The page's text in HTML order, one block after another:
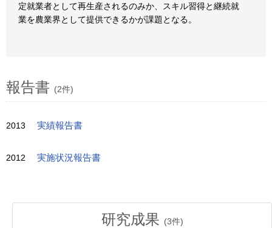
定就業者として再生産されるのみか、スキル習得と継続就
業を農業界として提供できるかが課題となる。
報告書 (2件)
2013 実績報告書
2012 実施状況報告書
研究成果 (3件)